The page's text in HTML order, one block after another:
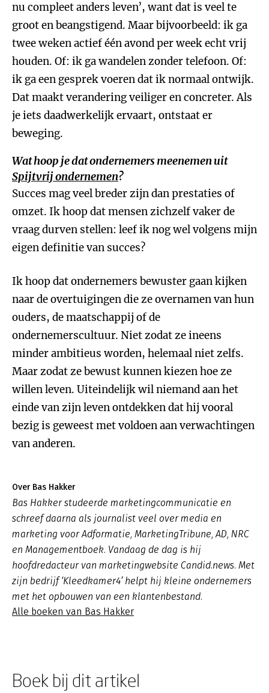
nu compleet anders leven’, want dat is veel te
groot en beangstigend. Maar bijvoorbeeld: ik ga
twee weken actief één avond per week echt vrij
houden. Of: ik ga wandelen zonder telefoon. Of:
ik ga een gesprek voeren dat ik normaal ontwijk.
Dat maakt verandering veiliger en concreter. Als
je iets daadwerkelijk ervaart, ontstaat er
beweging.
Wat hoop je dat ondernemers meenemen uit
Spijtvrij ondernemen?
Succes mag veel breder zijn dan prestaties of
omzet. Ik hoop dat mensen zichzelf vaker de
vraag durven stellen: leef ik nog wel volgens mijn
eigen definitie van succes?
Ik hoop dat ondernemers bewuster gaan kijken
naar de overtuigingen die ze overnamen van hun
ouders, de maatschappij of de
ondernemerscultuur. Niet zodat ze ineens
minder ambitieus worden, helemaal niet zelfs.
Maar zodat ze bewust kunnen kiezen hoe ze
willen leven. Uiteindelijk wil niemand aan het
einde van zijn leven ontdekken dat hij vooral
bezig is geweest met voldoen aan verwachtingen
van anderen.
Over Bas Hakker
Bas Hakker studeerde marketingcommunicatie en
schreef daarna als journalist veel over media en
marketing voor Adformatie, MarketingTribune, AD, NRC
en Managementboek. Vandaag de dag is hij
hoofdredacteur van marketingwebsite Candid.news. Met
zijn bedrijf ‘Kleedkamer4’ helpt hij kleine ondernemers
met het opbouwen van een klantenbestand.
Alle boeken van Bas Hakker
Boek bij dit artikel